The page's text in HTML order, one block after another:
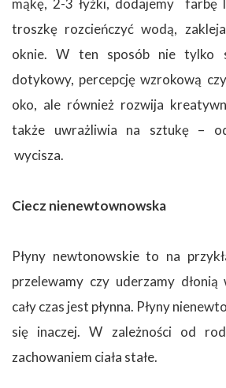
mąkę, 2-3 łyżki, dodajemy farbę
troszkę rozcieńczyć wodą,
oknie. W ten sposób nie tylko
dotykowy, percepcję wzrokową
oko, ale również rozwija
także uwrażliwia na sztukę –
wycisza.
Ciecz nienewtownowska
Płyny newtonowskie to na
przelewamy czy uderzamy
cały czas jest płynna. Płyny
się inaczej. W zależności od
zachowaniem ciała stałe.